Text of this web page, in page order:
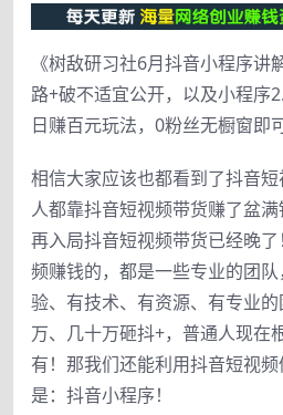
《树敌研习社6月抖音小程序讲
路+破不适宜公开，以及小程序
日赚百元玩法，0粉丝无橱窗即
相信大家应该也都看到了抖音
人都靠抖音短视频带货赚了盆
再入局抖音短视频带货已经晚
频赚钱的，都是一些专业的团
验、有技术、有资源、有专业
万、几十万砸抖+，普通人现在
有！那我们还能利用抖音短视
是：抖音小程序！